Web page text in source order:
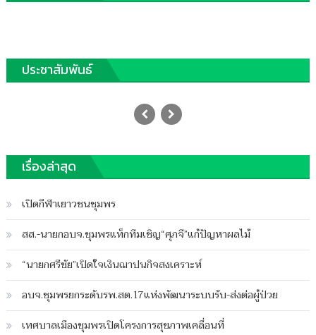
ประชาสัมพันธ์
สอบผอ.กินอาหารเด็ก
สอบ
เด็ก
เรื่องล่าสุด
เปิดกีฬาเยาวชนชุมพร
สส.-นายกอบจ.ชุมพรแท็กทีมเชิญ“ศุภจี”แก้ปัญหาผลไม้
“นายกศรีชัย”เปิดใจเงินฌาปนกิจสงเคราะห์
อบจ.ชุมพรยกระดับรพ.สต.17แห่งพัฒนาระบบรับ-ส่งต่อผู้ป่วย
เทศบาลเมืองชุมพรเปิดโครงการสุขภาพเคลื่อนที่